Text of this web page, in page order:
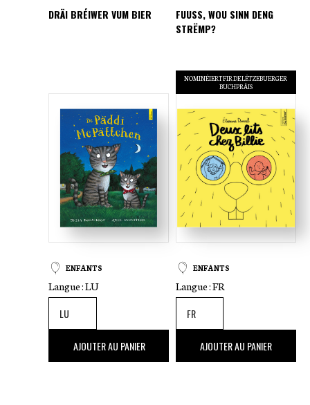
DRÄI BRÉIWER VUM BIER
FUUSS, WOU SINN DENG
STRËMP?
ENFANTS
Langue :LU
,00 €AJOUTER AU PANIER
NOMINÉIERT FIR DE LËTZEBUERGER
BUCHPRÄIS
ENFANTS
Langue :FR
,00 €
AJOUTER AU PANIER